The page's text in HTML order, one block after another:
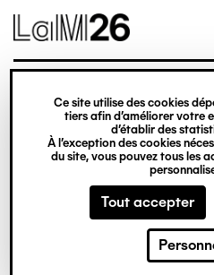
Gestion des cookies
Ce site utilise des cookies
tiers afin d’améliorer votre
d’établir des
À l’exception des cookies
du site, vous pouvez tous les
Tout accepter
contenu
© Crédit photo :
métropole musée d’art
contemporain et d’art